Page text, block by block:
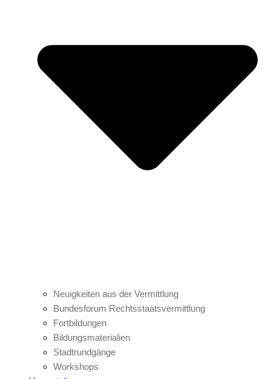
Neuigkeiten aus der Vermittlung
Bundesforum Rechtsstaatsvermittlung
Fortbildungen
Bildungsmaterialien
Stadtrundgänge
Workshops